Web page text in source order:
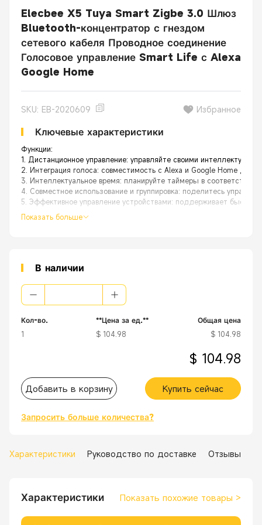
Elecbee X5 Tuya Smart Zigbe 3.0 Шлюз
Bluetooth-концентратор с гнездом
сетевого кабеля Проводное соединение
Голосовое управление Smart Life с Alexa
Google Home
SKU: EB-2020609 Избранное
Ключевые характеристики
Функции:
1. Дистанционное управление: управляйте своими
2. Интеграция голоса: совместимость с Alexa и Google Home для
3. Интеллектуальное время: планируйте таймеры в
4. Совместное использование и группировка: поделитесь
5. Эффективное управление устройствами: поддерживает
Показать больше
В наличии
Кол-во.
1
**Цена за ед.**
$ 104.98
Общая цена
$ 104.98
$ 104.98
Добавить в корзину Купить сейчас
Запросить больше количества?
Характеристики Руководство по доставке Отзывы
Характеристики Показать похожие товары >